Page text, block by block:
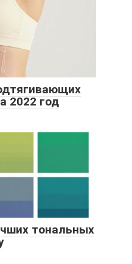
2022 год
тональных